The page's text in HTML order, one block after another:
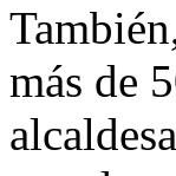
más de